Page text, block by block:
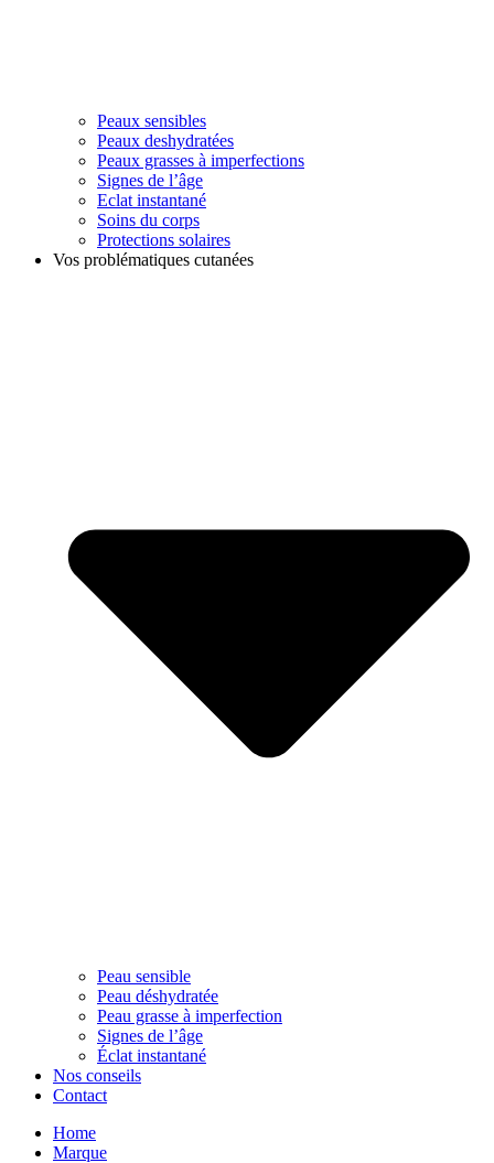
Peaux sensibles
Peaux deshydratées
Peaux grasses à imperfections
Signes de l’âge
Eclat instantané
Soins du corps
Protections solaires
Vos problématiques cutanées
Peau sensible
Peau déshydratée
Peau grasse à imperfection
Signes de l’âge
Éclat instantané
Nos conseils
Contact
Home
Marque